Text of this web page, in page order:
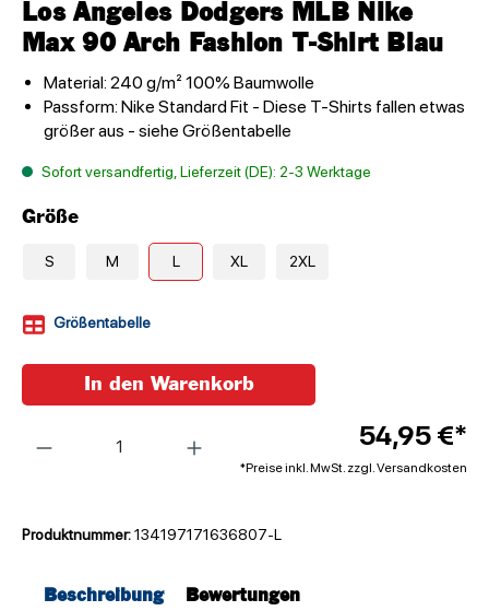
Los Angeles Dodgers MLB Nike
Max 90 Arch Fashion T-Shirt Blau
Material: 240 g/m² 100% Baumwolle
Passform: Nike Standard Fit - Diese T-Shirts fallen etwas
größer aus - siehe Größentabelle
Sofort versandfertig, Lieferzeit (DE): 2-3 Werktage
Größe
S M L XL 2XL
Größentabelle
54,95 €*
*Preise inkl. MwSt. zzgl. Versandkosten
In den Warenkorb
Produktnummer:134197171636807-L
Beschreibung Bewertungen